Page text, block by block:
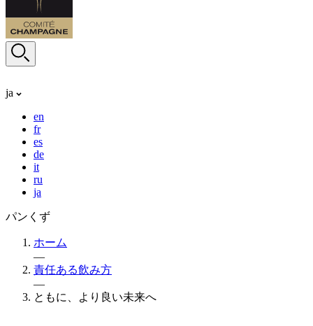
ja
en
fr
es
de
it
ru
ja
パンくず
ホーム
—
責任ある飲み方
—
ともに、より良い未来へ